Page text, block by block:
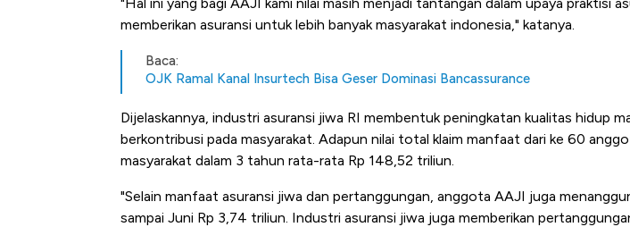
memberikan asuransi untuk lebih banyak masyarakat indonesia," katanya.
Baca:
OJK Ramal Kanal Insurtech Bisa Geser Dominasi Bancassurance
Dijelaskannya, industri asuransi jiwa RI membentuk peningkatan kualitas hidup
berkontribusi pada masyarakat. Adapun nilai total klaim manfaat dari ke 60
masyarakat dalam 3 tahun rata-rata Rp 148,52 triliun.
"Selain manfaat asuransi jiwa dan pertanggungan, anggota AAJI juga
sampai Juni Rp 3,74 triliun. Industri asuransi jiwa juga memberikan